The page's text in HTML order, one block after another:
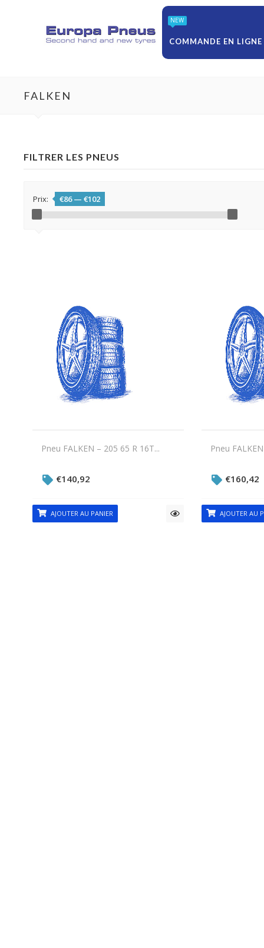
NEW
COMMANDE EN LIGNE
FALKEN
FILTRER LES PNEUS
Prix: €86— €102
Pneu FALKEN – 205 65 R 16T...
€140,92
AJOUTER AU PANIER
Pneu
€160,42
AJOUTER AU